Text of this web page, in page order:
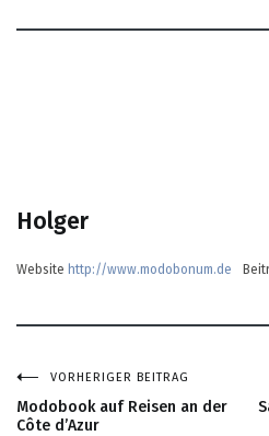
Holger
Website http://www.modobonum.de
VORHERIGER BEITRAG
Modobook auf Reisen an der
Côte d’Azur